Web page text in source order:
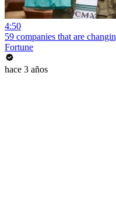
4:50
59 companies that are
Fortune
hace 3 años